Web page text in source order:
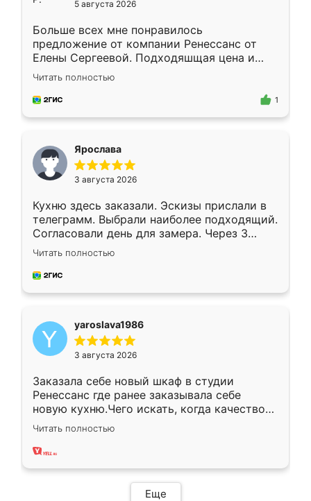
5 августа 2026
Больше всех мне понравилось
предложение от компании Ренессанс от
Елены Сергеевой. Подходяшщая цена и
короткие сроки изготовления. Приехавший
для замера сотрудник Владислав
предложил по моему эскизу самый
Читать полностью
1
Ярослава
3 августа 2026
Кухню здесь заказали. Эскизы прислали в
телеграмм. Выбрали наиболее подходящий.
Согласовали день для замера. Через 3
недели кухня была уже готова. Остались
довольны работой. Спасибо Ренессанс
мебель за качественную работу!
Читать полностью
yaroslava1986
3 августа 2026
Заказала себе новый шкаф в студии
Ренессанс где ранее заказывала себе
новую кухню.Чего искать, когда качеством
вполне довольна. Служит кухня уже почти
два года, нареканий нет.
Читать полностью
Еще